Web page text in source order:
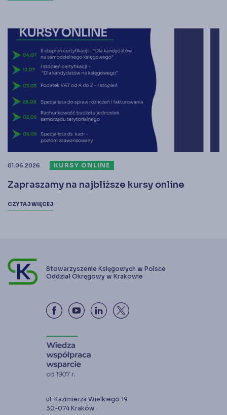
01.06.2026 KURSY ONLINE
Zapraszamy na najbliższe kursy online
CZYTAJ WIĘCEJ
Stowarzyszenie Księgowych w Polsce
Oddział Okręgowy w Krakowie
ul. Kazimierza Wielkiego 19
30-074 Kraków